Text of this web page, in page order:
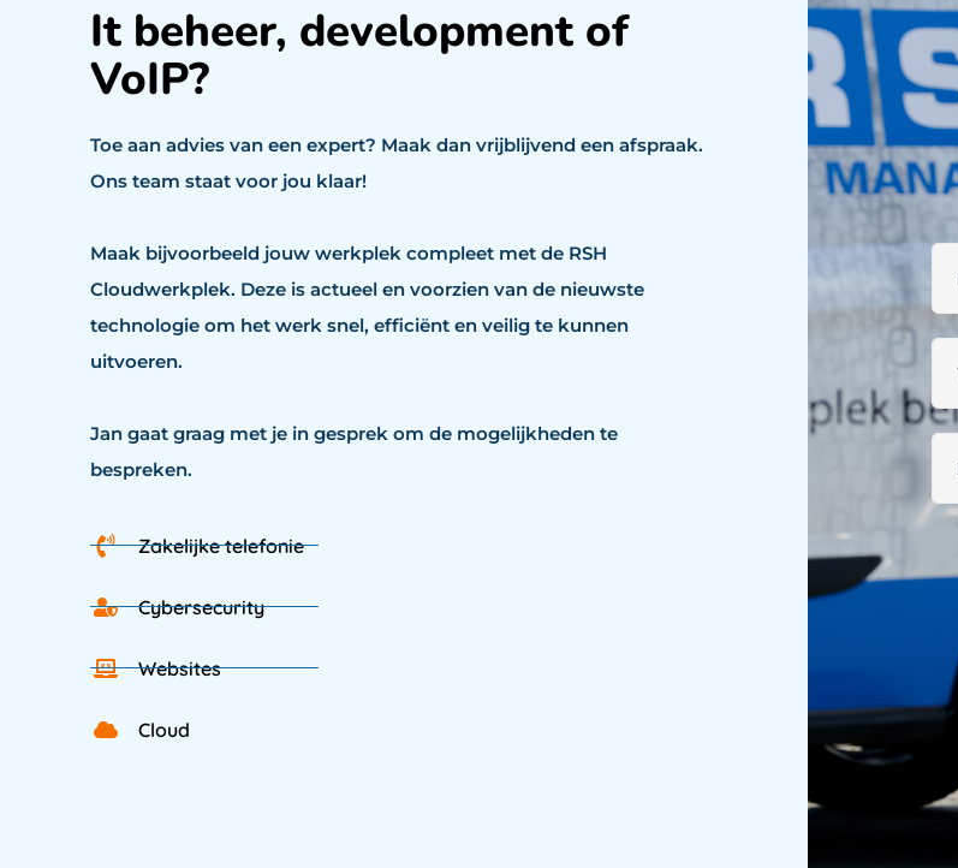
It beheer, development of
VoIP?
Toe aan advies van een expert? Maak dan vrijblijvend een afspraak.
Ons team staat voor jou klaar!
Maak bijvoorbeeld jouw werkplek compleet met de RSH
Cloudwerkplek. Deze is actueel en voorzien van de nieuwste
technologie om het werk snel, efficiënt en veilig te kunnen
uitvoeren.
Jan gaat graag met je in gesprek om de mogelijkheden te
bespreken.
Zakelijke telefonie
Cybersecurity
Websites
Cloud